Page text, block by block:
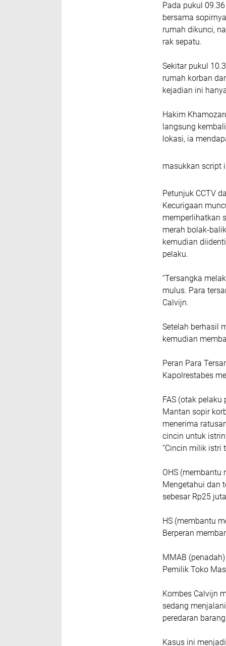
Pada pukul
bersama
rumah dikunci,
rak sepatu.
Sekitar pukul
rumah korban
kejadian ini
Hakim
langsung
lokasi, ia
masukkan script
Petunjuk CCTV
Kecurigaan
memperlihatkan
merah bolak-
kemudian
pelaku.
“Tersangka
mulus. Para
Calvijn.
Setelah berhasil
kemudian
Peran Para
Kapolrestabes
FAS (otak
Mantan sopir
menerima
cincin untuk
“Cincin milik istri
OHS (membantu
Mengetahui dan
sebesar Rp25
HS (membantu
Berperan
MMAB (penadah)
Pemilik Toko
Kombes Calvijn
sedang
peredaran
Kasus ini